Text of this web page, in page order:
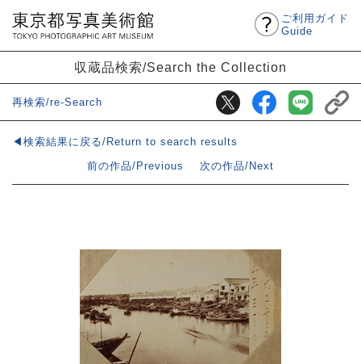
ご利用ガイド
Guide
収蔵品検索/Search the Collection
再検索/re-Search
◀検索結果に戻る/Return to search results
前の作品/Previous
次の作品/Next